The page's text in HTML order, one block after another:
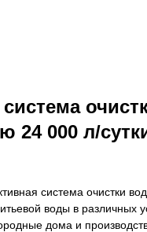
24 000 л/
система очистки
воды в различных
дома и